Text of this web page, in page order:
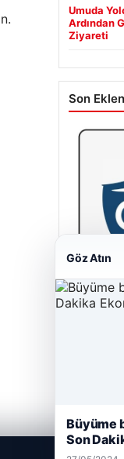
Umuda
Ardından
Ziyareti
Son
Göz Atın
Büyüme
Son